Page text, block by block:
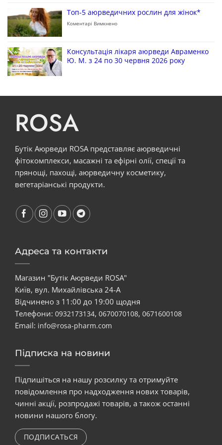
Топ-5 аюрведичних рослин для жінок*
Коментарі Вимкнено
Консультація лікаря аюрведи Авраменко
Ю. М. з 24 по 30 червня 2026 року
ROSA
Бутік Аюрведи ROSA представляє аюрведичні
фітокомплекси, масажні та ефірні олії, спеції та
прянощі, пахощі, аюрведичну косметику,
вегетаріанські продукти.
Адреса та контакти
Магазин "Бутік Аюрведи ROSA"
Київ, вул. Михайлівська 24-А
Відчинено з 11:00 до 19:00 щодня
Телефони: 0932173134, 0670070108, 0671600108
Email: info@rosa-pharm.com
Підписка на новини
Підпишіться на нашу розсилку та отримуйте
повідомлення про надходження нових товарів,
чинні акції, розпродажі товарів, а також останні
новини нашого блогу.
ПОДПИСАТЬСЯ